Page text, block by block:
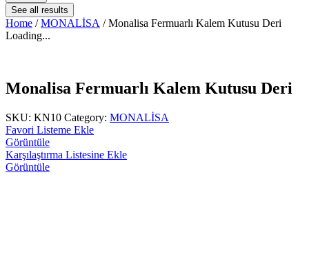
See all results
Home /MONALİSA / Monalisa Fermuarlı Kalem Kutusu Deri
Loading...
Monalisa Fermuarlı Kalem Kutusu Deri
SKU: KN10 Category: MONALİSA
Favori Listeme Ekle
Görüntüle
Karşılaştırma Listesine Ekle
Görüntüle